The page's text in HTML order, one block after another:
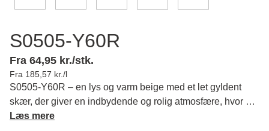
S0505-Y60R
Fra 64,95 kr./stk.
Fra 185,57 kr./l
S0505-Y60R – en lys og varm beige med et let gyldent
skær, der giver en indbydende og rolig atmosfære, hvor du
kan skabe en harmonisk baggrund i dit hjem. Læs mere
Læs mere